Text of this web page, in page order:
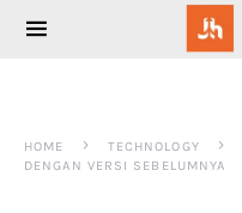
SEARCH FOR:
HOME TECHNOLOGY
DENGAN VERSI SEBELUMNYA